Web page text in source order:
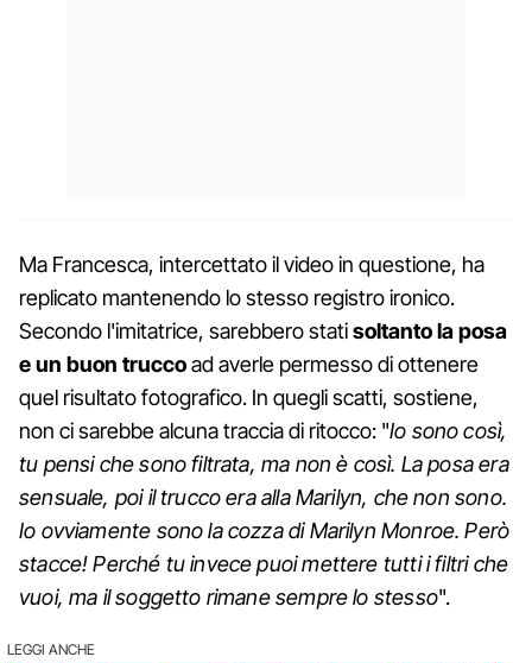
Ma Francesca, intercettato il video in questione, ha
replicato mantenendo lo stesso registro ironico.
Secondo l'imitatrice, sarebbero statisoltanto la posa
e un buon truccoad averle permesso di ottenere
quel risultato fotografico. In quegli scatti, sostiene,
non ci sarebbe alcuna traccia di ritocco: "Io sono così,
tu pensi che sono filtrata, ma non è così. La posa era
sensuale, poi il trucco era alla Marilyn, che non sono.
Io ovviamente sono la cozza di Marilyn Monroe. Però
stacce! Perché tu invece puoi mettere tutti i filtri che
vuoi, ma il soggetto rimane sempre lo stesso".
LEGGI ANCHE